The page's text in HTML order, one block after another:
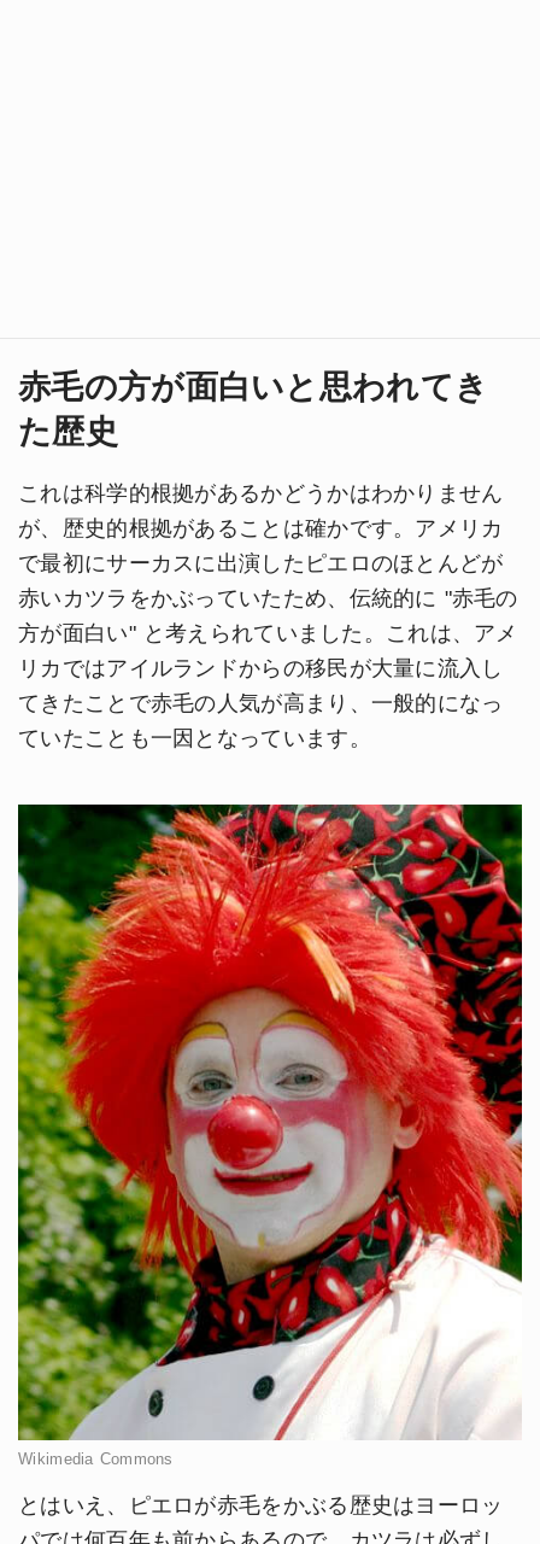
赤毛の方が面白いと思われてき
た歴史
これは科学的根拠があるかどうかはわかりません
が、歴史的根拠があることは確かです。アメリカ
で最初にサーカスに出演したピエロのほとんどが
赤いカツラをかぶっていたため、伝統的に "赤毛の
方が面白い" と考えられていました。これは、アメ
リカではアイルランドからの移民が大量に流入し
てきたことで赤毛の人気が高まり、一般的になっ
ていたことも一因となっています。
Wikimedia Commons
とはいえ、ピエロが赤毛をかぶる歴史はヨーロッ